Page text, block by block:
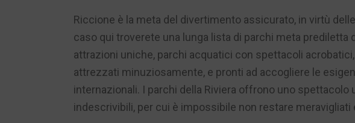
Riccione è la meta del divertimento assicurato, in virtù
caso qui troverete una lunga lista di parchi meta prediletta
attrazioni uniche, parchi acquatici con spettacoli
attrezzati minuziosamente, e pronti ad accogliere le
internazionali. I parchi della Riviera offrono uno
indescrivibili, per cui è impossibile non restare meravigliati